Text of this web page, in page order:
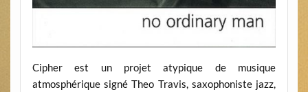
Cipher est un projet atypique de musique
atmosphérique signé Theo Travis, saxophoniste jazz,